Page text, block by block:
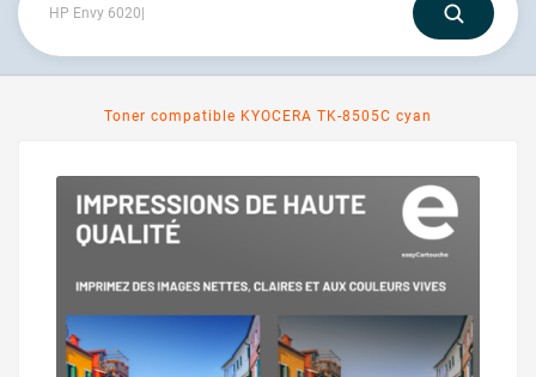
Toner compatible KYOCERA TK-8505C cyan